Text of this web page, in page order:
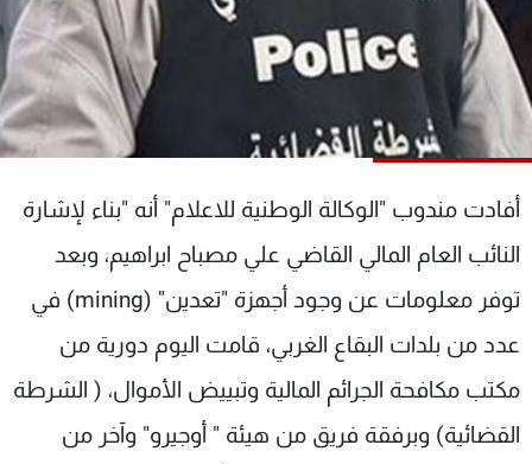
أفادت مندوب "الوكالة الوطنية للاعلام" أنه "بناء لإشارة
النائب العام المالي القاضي علي مصباح ابراهيم، وبعد
توفر معلومات عن وجود أجهزة "تعدين" (mining) في
عدد من بلدات البقاع الغربي، قامت اليوم دورية من
مكتب مكافحة الجرائم المالية وتبييض الأموال، ( الشرطة
القضائية) وبرفقة فريق من هيئة " أوجيرو" وآخر من
كأس العالم
البرامج
جدول البرامج
شاهد البرامج
عن MTV
لاعلاناتكم
وظائف
تواصل معنا
شروط الإسـتخدام
سياسة الخصوصية